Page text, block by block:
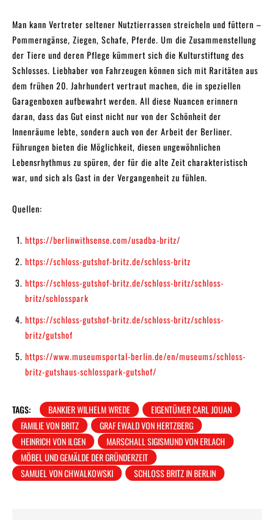
Man kann Vertreter seltener Nutztierrassen streicheln und füttern –
Pommerngänse, Ziegen, Schafe, Pferde. Um die Zusammenstellung
der Tiere und deren Pflege kümmert sich die Kulturstiftung des
Schlosses. Liebhaber von Fahrzeugen können sich mit Raritäten aus
dem frühen 20. Jahrhundert vertraut machen, die in speziellen
Garagenboxen aufbewahrt werden. All diese Nuancen erinnern
daran, dass das Gut einst nicht nur von der Schönheit der
Innenräume lebte, sondern auch von der Arbeit der Berliner.
Führungen bieten die Möglichkeit, diesen ungewöhnlichen
Lebensrhythmus zu spüren, der für die alte Zeit charakteristisch
war, und sich als Gast in der Vergangenheit zu fühlen.
Quellen:
https://berlinwithsense.com/usadba-britz/
https://schloss-gutshof-britz.de/schloss-britz
https://schloss-gutshof-britz.de/schloss-britz/schloss-
britz/schlosspark
https://schloss-gutshof-britz.de/schloss-britz/schloss-
britz/gutshof
https://www.museumsportal-berlin.de/en/museums/schloss-
britz-gutshaus-schlosspark-gutshof/
TAGS: BANKIER WILHELM WREDE
EIGENTÜMER CARL JOUAN
FAMILIE VON BRITZ
GRAF EWALD VON HERTZBERG
HEINRICH VON ILGEN
MARSCHALL SIGISMUND VON ERLACH
MÖBEL UND GEMÄLDE DER GRÜNDERZEIT
SAMUEL VON CHWALKOWSKI
SCHLOSS BRITZ IN BERLIN